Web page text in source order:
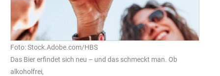
Foto: Stock.Adobe.com/HBS
Das Bier erfindet sich neu – und das schmeckt man. Ob
alkoholfrei,